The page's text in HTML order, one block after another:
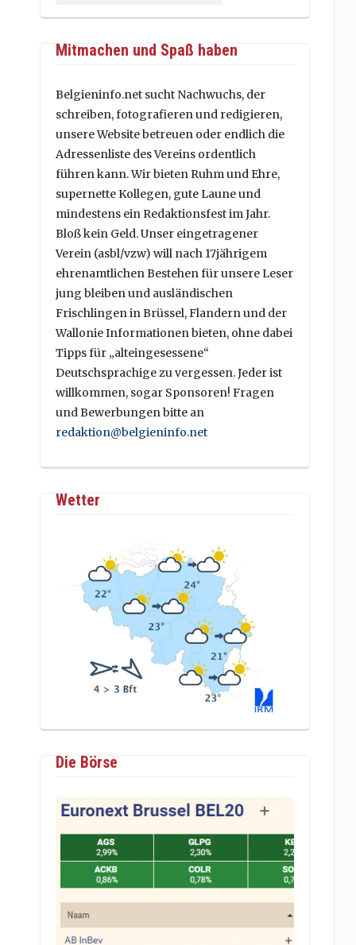
Mitmachen und Spaß haben
Belgieninfo.net sucht Nachwuchs, der
schreiben, fotografieren und redigieren,
unsere Website betreuen oder endlich die
Adressenliste des Vereins ordentlich
führen kann. Wir bieten Ruhm und Ehre,
supernette Kollegen, gute Laune und
mindestens ein Redaktionsfest im Jahr.
Bloß kein Geld. Unser eingetragener
Verein (asbl/vzw) will nach 17jährigem
ehrenamtlichen Bestehen für unsere Leser
jung bleiben und ausländischen
Frischlingen in Brüssel, Flandern und der
Wallonie Informationen bieten, ohne dabei
Tipps für „alteingesessene“
Deutschsprachige zu vergessen. Jeder ist
willkommen, sogar Sponsoren! Fragen
und Bewerbungen bitte an
redaktion@belgieninfo.net
Wetter
Die Börse